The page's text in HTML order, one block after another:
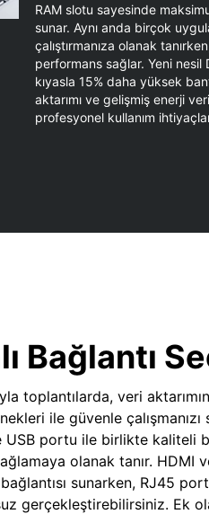
RAM slotu sayesinde
sunar. Aynı anda birçok
çalıştırmanıza olanak
performans sağlar. Yeni nesil
kıyasla 15% daha yüksek
aktarımı ve gelişmiş enerji
profesyonel kullanım
Bağlantı
toplantılarda, veri
ile güvenle
USB portu ile birlikte kaliteli
olanak tanır. HDMI
sunarken, RJ45
gerçekleştirebilirsiniz. Ek